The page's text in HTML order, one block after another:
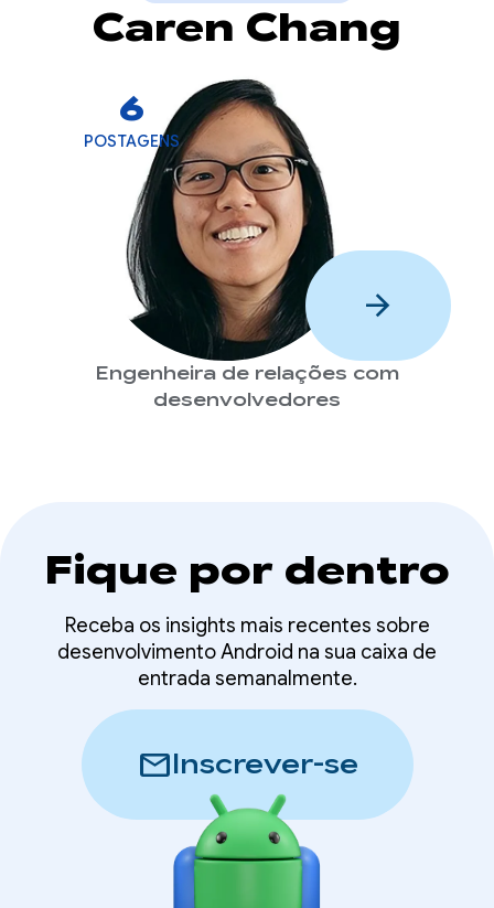
Caren Chang
6
POSTAGENS
arrow_forward
Engenheira de relações com
desenvolvedores
Fique por dentro
Receba os insights mais recentes sobre
desenvolvimento Android na sua caixa de
entrada semanalmente.
mailInscrever-se